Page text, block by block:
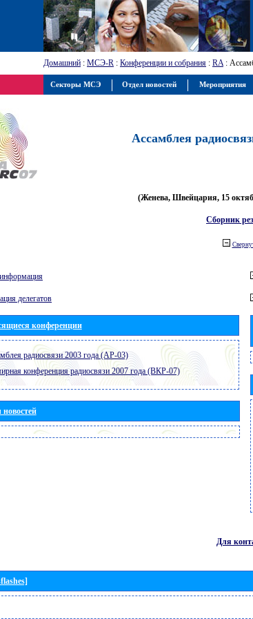
Домашний : МСЭ-R : Конференции и собрания : RA:
Ассамблея
(Женева, Швейцария, 15
Сборник
делегатов
конференции
радиосвязи 2003 года (АР-03)
конференция радиосвязи 2007 года (ВКР-07)
новостей
Для
Секторы МСЭ Отдел новостей Мероприятия